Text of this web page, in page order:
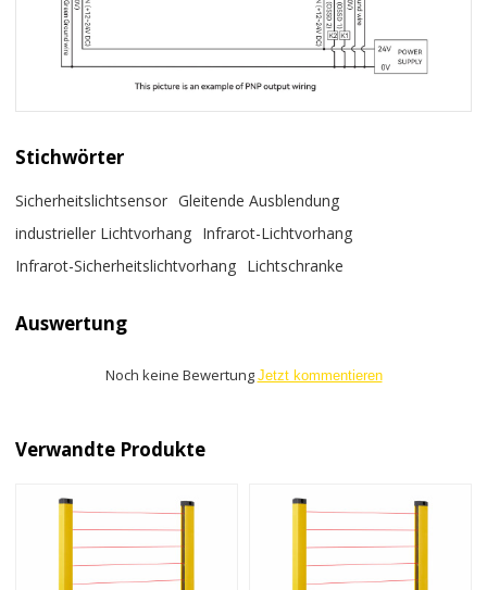
Stichwörter
Sicherheitslichtsensor Gleitende Ausblendung
industrieller Lichtvorhang Infrarot-Lichtvorhang
Infrarot-Sicherheitslichtvorhang Lichtschranke
Auswertung
Noch keine Bewertung Jetzt kommentieren
Verwandte Produkte